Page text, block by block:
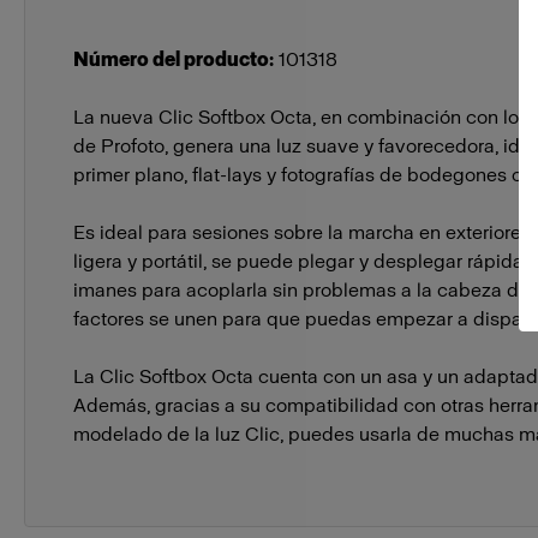
Número del producto: 101318
La nueva Clic Softbox Octa, en combinación con los
de Profoto, genera una luz suave y favorecedora,
primer plano, flat-lays y fotografías de bodegones o
Es ideal para sesiones sobre la marcha en exteriores.
ligera y portátil, se puede plegar y desplegar
imanes para acoplarla sin problemas a la cabeza del
factores se unen para que puedas empezar a
La Clic Softbox Octa cuenta con un asa y un
Además, gracias a su compatibilidad con otras
modelado de la luz Clic, puedes usarla de muchas